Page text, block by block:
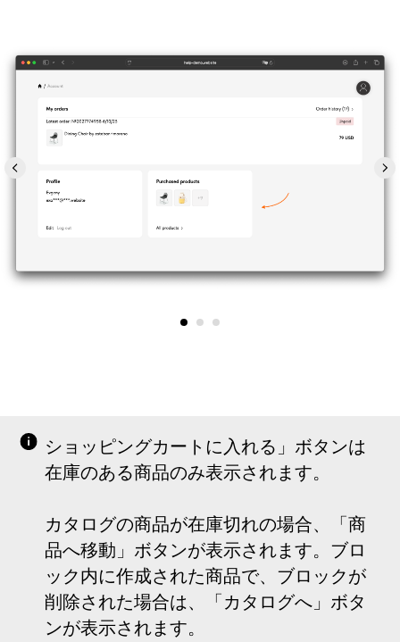
ショッピングカートに入れる」ボタンは
在庫のある商品のみ表示されます。
カタログの商品が在庫切れの場合、「商
品へ移動」ボタンが表示されます。ブロ
ック内に作成された商品で、ブロックが
削除された場合は、「カタログへ」ボタ
ンが表示されます。